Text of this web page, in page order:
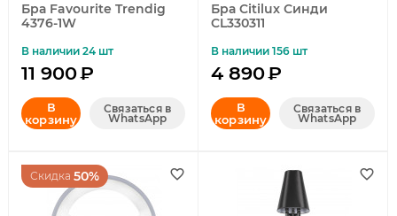
Бра Favourite Trendig
4376-1W
В наличии 24 шт
11 900₽
В
корзину
Связаться в
WhatsApp
Бра Citilux Синди
CL330311
В наличии 156 шт
4 890₽
В
корзину
Связаться в
WhatsApp
Скидка 50%